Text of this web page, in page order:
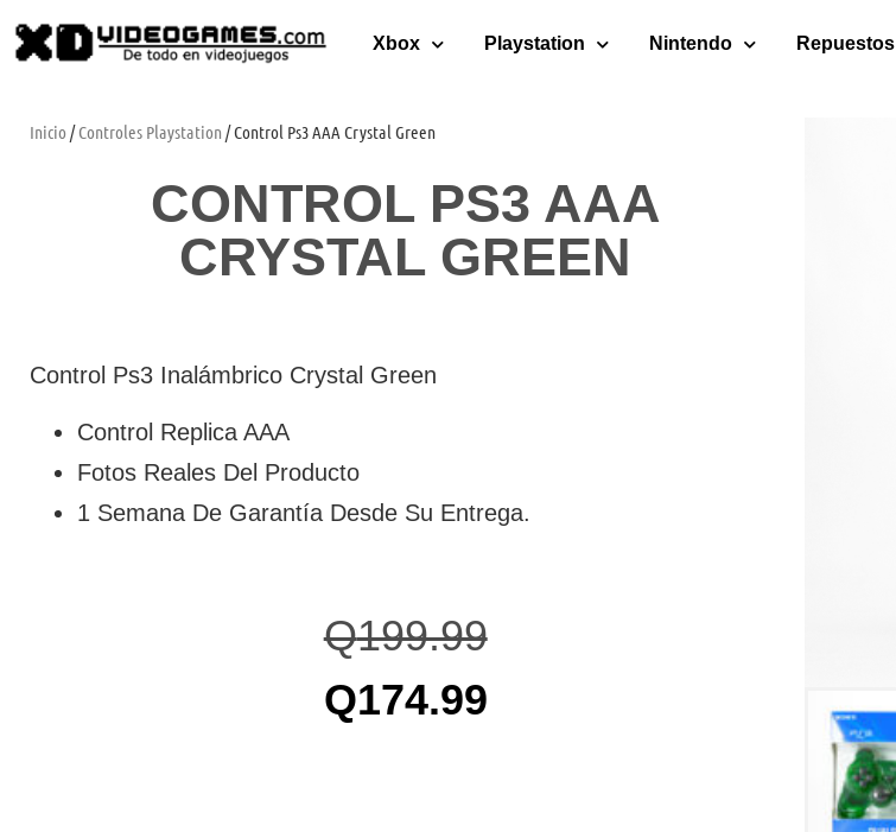
Xbox Playstation Nintendo Repuestos
Inicio /Controles Playstation / Control Ps3 AAA Crystal Green
CONTROL PS3 AAA
CRYSTAL GREEN
Control Ps3 Inalámbrico Crystal Green
Control Replica AAA
Fotos Reales Del Producto
1 Semana De Garantía Desde Su Entrega.
Q199.99
Q174.99